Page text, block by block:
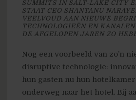
SUMMITS IN SALT-LAKE CITY
STAAT CEO SHANTANU
VEELVOUD AAN NIEUWE
TECHNOLOGIEËN EN
DE AFGELOPEN JAREN ZO
Nog een voorbeeld van zo’n
disruptive technologie:
hun gasten nu hun
onderweg naar het hotel. Bij